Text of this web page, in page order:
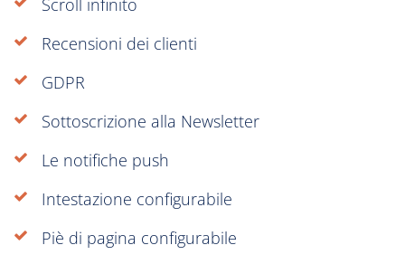
Recensioni dei clienti
GDPR
Sottoscrizione alla Newsletter
Le notifiche push
Intestazione configurabile
Piè di pagina configurabile